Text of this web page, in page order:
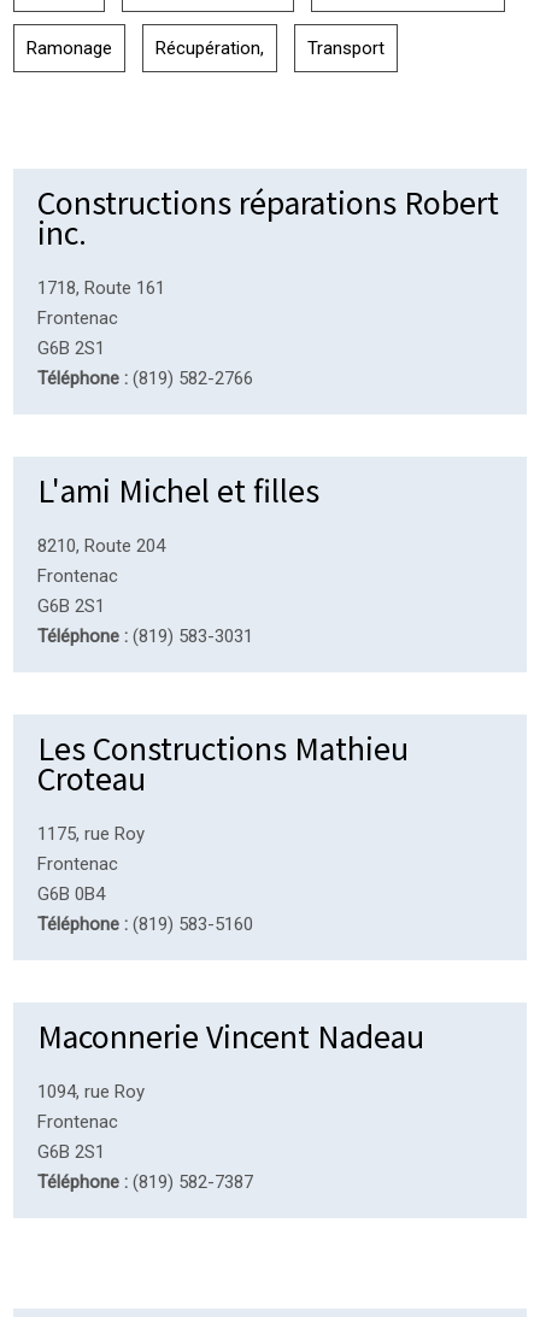
Ramonage Récupération, Transport
Constructions réparations Robert
inc.
1718, Route 161
Frontenac
G6B 2S1
Téléphone : (819) 582-2766
L'ami Michel et filles
8210, Route 204
Frontenac
G6B 2S1
Téléphone : (819) 583-3031
Les Constructions Mathieu
Croteau
1175, rue Roy
Frontenac
G6B 0B4
Téléphone : (819) 583-5160
Maconnerie Vincent Nadeau
1094, rue Roy
Frontenac
G6B 2S1
Téléphone : (819) 582-7387